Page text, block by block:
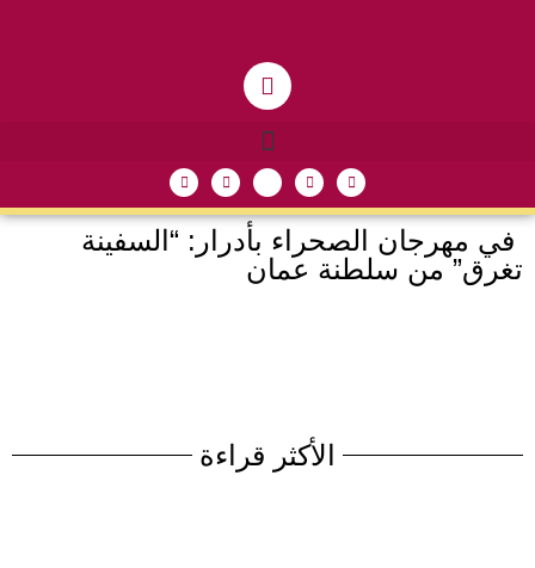
في مهرجان الصحراء بأدرار: “السفينة
تغرق” من سلطنة عمان
الأكثر قراءة